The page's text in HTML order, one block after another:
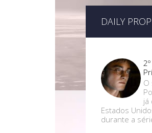
DAILY
O
já
Estados
durante a